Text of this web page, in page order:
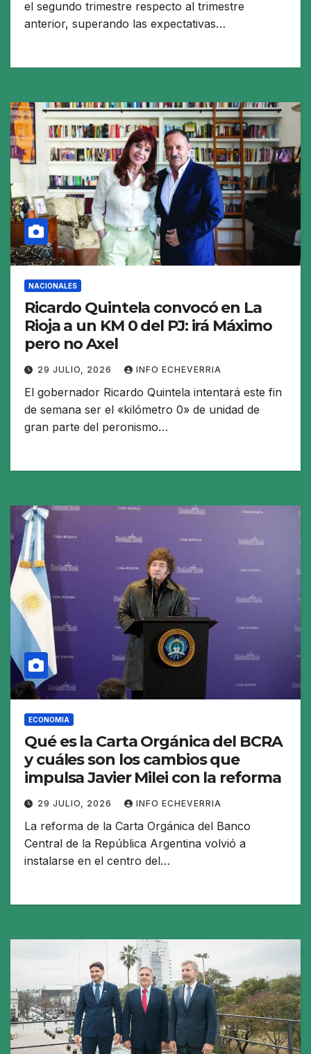
el segundo trimestre respecto al trimestre
anterior, superando las expectativas…
NACIONALES
Ricardo Quintela convocó en La
Rioja a un KM 0 del PJ: irá Máximo
pero no Axel
29 JULIO, 2026 INFO ECHEVERRIA
El gobernador Ricardo Quintela intentará este fin
de semana ser el «kilómetro 0» de unidad de
gran parte del peronismo…
ECONOMIA
Qué es la Carta Orgánica del BCRA
y cuáles son los cambios que
impulsa Javier Milei con la reforma
29 JULIO, 2026 INFO ECHEVERRIA
La reforma de la Carta Orgánica del Banco
Central de la República Argentina volvió a
instalarse en el centro del…